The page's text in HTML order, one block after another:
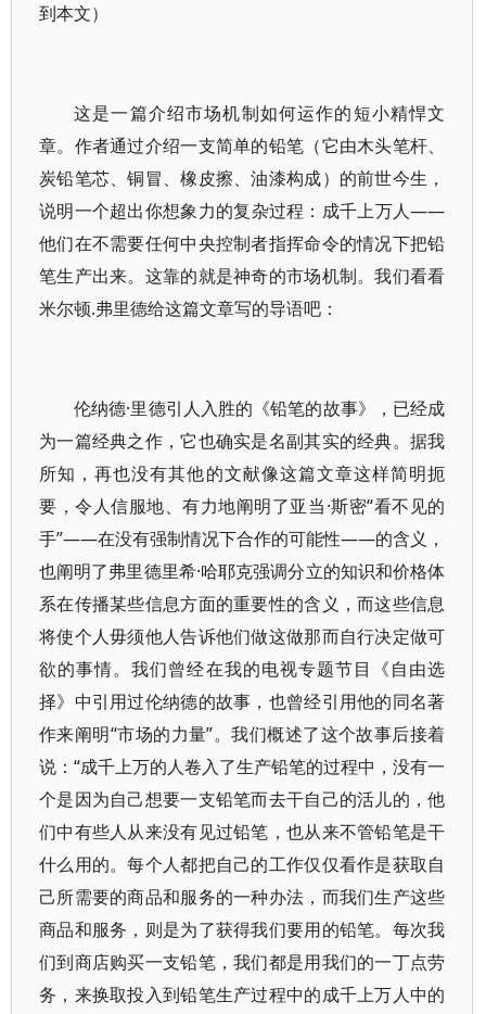
到本文）
这是一篇介绍市场机制如何运作的短小精悍文
章。作者通过介绍一支简单的铅笔（它由木头笔杆、
炭铅笔芯、铜冒、橡皮擦、油漆构成）的前世今生，
说明一个超出你想象力的复杂过程：成千上万人——
他们在不需要任何中央控制者指挥命令的情况下把铅
笔生产出来。这靠的就是神奇的市场机制。我们看看
米尔顿.弗里德给这篇文章写的导语吧：
伦纳德·里德引人入胜的《铅笔的故事》，已经成
为一篇经典之作，它也确实是名副其实的经典。据我
所知，再也没有其他的文献像这篇文章这样简明扼
要，令人信服地、有力地阐明了亚当·斯密“看不见的
手”——在没有强制情况下合作的可能性——的含义，
也阐明了弗里德里希·哈耶克强调分立的知识和价格体
系在传播某些信息方面的重要性的含义，而这些信息
将使个人毋须他人告诉他们做这做那而自行决定做可
欲的事情。我们曾经在我的电视专题节目《自由选
择》中引用过伦纳德的故事，也曾经引用他的同名著
作来阐明“市场的力量”。我们概述了这个故事后接着
说：“成千上万的人卷入了生产铅笔的过程中，没有一
个是因为自己想要一支铅笔而去干自己的活儿的，他
们中有些人从来没有见过铅笔，也从来不管铅笔是干
什么用的。每个人都把自己的工作仅仅看作是获取自
己所需要的商品和服务的一种办法，而我们生产这些
商品和服务，则是为了获得我们要用的铅笔。每次我
们到商店购买一支铅笔，我们都是用我们的一丁点劳
务，来换取投入到铅笔生产过程中的成千上万人中的